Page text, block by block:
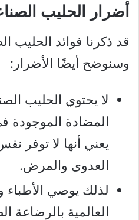
أضرار الحليب
قد ذكرنا فوائد الحليب
وسنوضح أيضًا الأضرار:
لا يحتوي الحليب
المضادة الموجودة
يعني أنها لا توفر
العدوى والمرض.
لذلك يوصي
العالمية بالرضاعة